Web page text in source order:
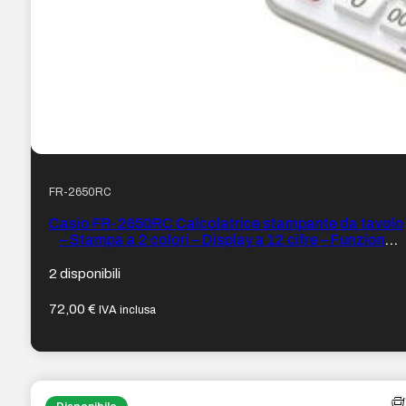
FR-2650RC
Casio FR-2650RC Calcolatrice stampante da tavolo
– Stampa a 2 colori – Display a 12 cifre – Funzione
2 disponibili
72,00€ IVA inclusa